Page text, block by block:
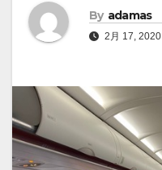
By adamas
2月 17, 2020